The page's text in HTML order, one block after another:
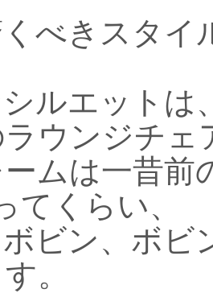
べきスタイ
ルエットは
ウンジチェ
ムは一昔前
てくらい、
ビン、ボビ
。